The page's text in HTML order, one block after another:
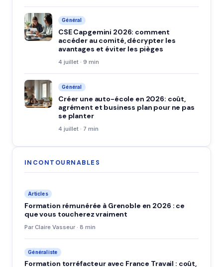
Général
CSE Capgemini 2026: comment
accéder au comité, décrypter les
avantages et éviter les pièges
4 juillet · 9 min
Général
Créer une auto-école en 2026: coût,
agrément et business plan pour ne pas
se planter
4 juillet · 7 min
INCONTOURNABLES
Articles
Formation rémunérée à Grenoble en 2026 : ce
que vous toucherez vraiment
Par Claire Vasseur · 8 min
Généraliste
Formation torréfacteur avec France Travail : coût,